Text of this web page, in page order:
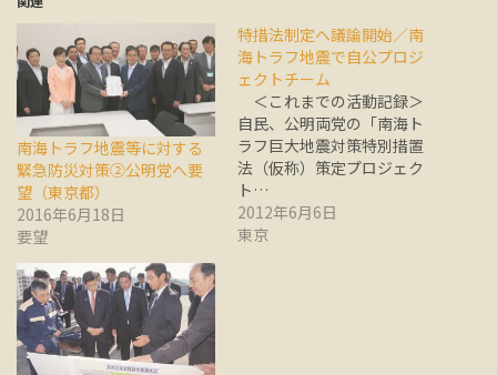
南海トラフ地震等に対する
緊急防災対策②公明党へ要
望（東京都）
2016年6月18日
要望
特措法制定へ議論開始／南
海トラフ地震で自公プロジ
ェクトチーム
＜これまでの活動記録＞
自民、公明両党の「南海ト
ラフ巨大地震対策特別措置
法（仮称）策定プロジェク
ト…
2012年6月6日
東京